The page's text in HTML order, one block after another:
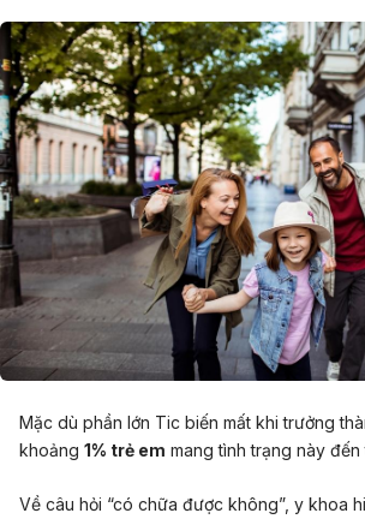
Mặc dù phần lớn Tic biến mất khi trưởng
khoảng 1% trẻ em mang tình trạng này
Về câu hỏi “có chữa được không”, y khoa